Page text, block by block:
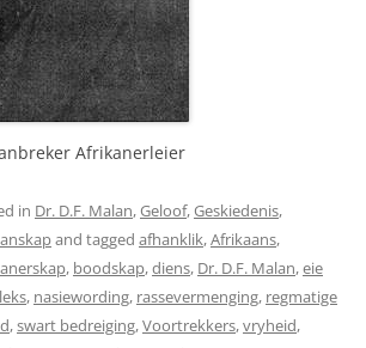
Afrikanerleier
in Dr. D.F. Malan,Geloof,Geskiedenis,
and tagged afhanklik,Afrikaans,
, boodskap,diens, Dr. D.F. Malan,eie
, nasiewording, rassevermenging, regmatige
,swart bedreiging,Voortrekkers,vryheid,